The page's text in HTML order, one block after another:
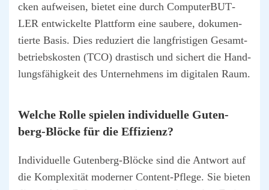
cken auf­wei­sen, bie­tet eine durch Com­pu­ter­BUT­
LER ent­wi­ckel­te Platt­form eine sau­be­re, doku­men­
tier­te Basis. Dies redu­ziert die lang­fris­ti­gen Gesamt­
be­triebs­kos­ten (TCO) dras­tisch und sichert die Hand­
lungs­fä­hig­keit des Unter­neh­mens im digi­ta­len Raum.
Wel­che Rol­le spie­len indi­vi­du­el­le Guten­
berg-Blö­cke für die Effi­zi­enz?
Indi­vi­du­el­le Guten­berg-Blö­cke sind die Ant­wort auf
die Kom­ple­xi­tät moder­ner Con­tent-Pfle­ge. Sie bie­ten